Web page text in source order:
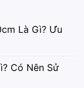
Là Gì? Ưu
Có Nên Sử